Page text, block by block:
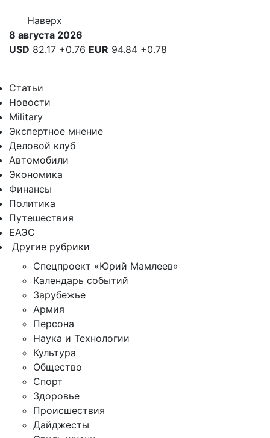
Наверх
8 августа 2026
USD 82.17 +0.76 EUR 94.84 +0.78
Статьи
Новости
Military
Экспертное мнение
Деловой клуб
Автомобили
Экономика
Финансы
Политика
Путешествия
ЕАЭС
Другие рубрики
Спецпроект «Юрий Мамлеев»
Календарь событий
Зарубежье
Армия
Персона
Наука и Технологии
Культура
Общество
Спорт
Здоровье
Происшествия
Дайджесты